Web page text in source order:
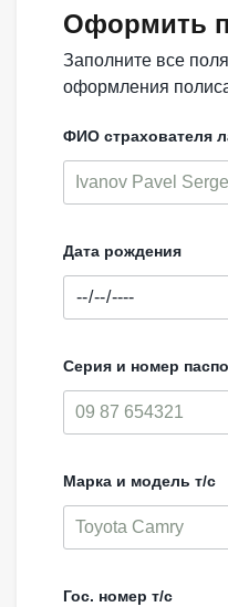
Оформить
Заполните все
оформления
ФИО страхователя
Дата рождения
Серия и номер
Марка и модель т/с
Гос. номер т/с